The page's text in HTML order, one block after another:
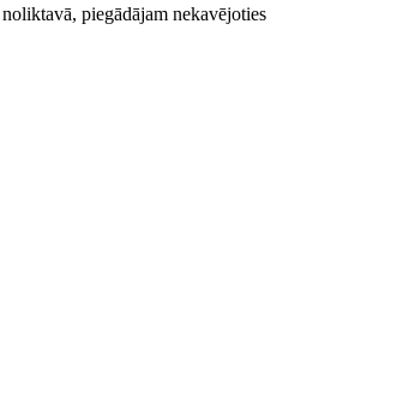
piegādājam nekavējoties